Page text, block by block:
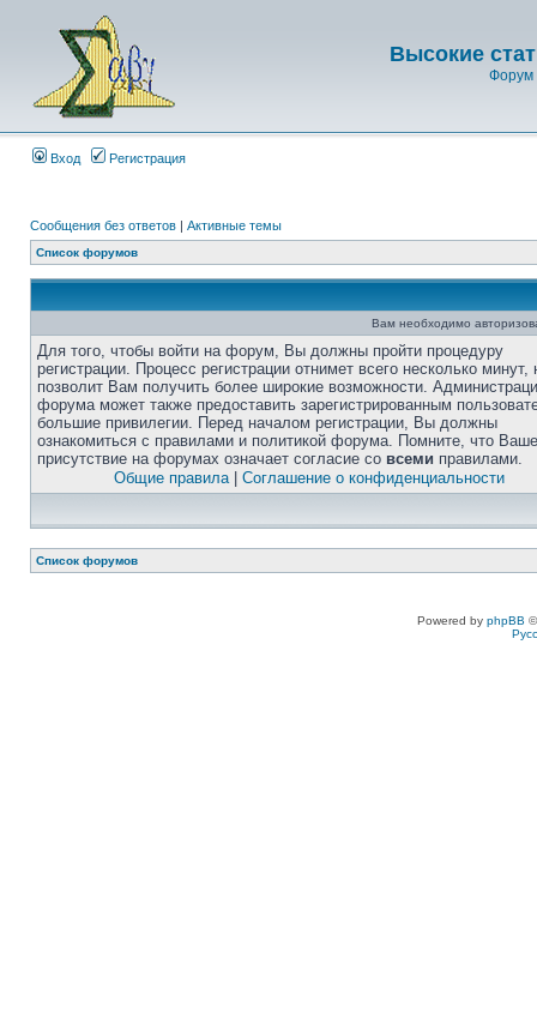
Высокие
Форум
Вход Регистрация
Сообщения без ответов | Активные темы
Список форумов
Вам необходимо
Для того, чтобы войти на форум, Вы должны пройти процедуру
регистрации. Процесс регистрации отнимет всего несколько минут,
позволит Вам получить более широкие возможности.
форума может также предоставить зарегистрированным
большие привилегии. Перед началом регистрации, Вы должны
ознакомиться с правилами и политикой форума. Помните, что Ваше
присутствие на форумах означает согласие со всеми правилами.
Общие правила| Соглашение о конфиденциальности
Список форумов
Powered by phpBB